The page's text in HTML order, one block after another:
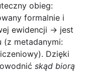
obieg:
formalnie i
ewidencji → jest
(z metadanymi:
Dzięki
skąd biorą